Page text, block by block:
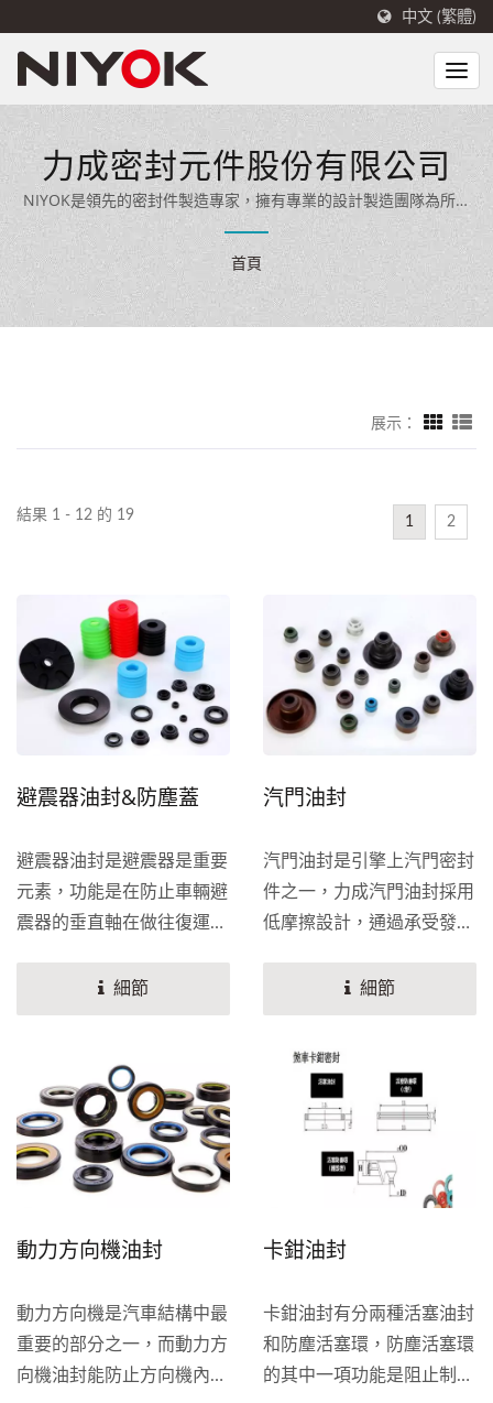
中文 (繁體)
力成密封元件股份有限公司
NIYOK是領先的密封件製造專家，擁有專業的設計製造團隊為所有
工業、汽車應用提供高品質油封產品。
首頁
展示：
結果 1 - 12 的 19 1 2
避震器油封&防塵蓋
避震器油封是避震器是重要
元素，功能是在防止車輛避
震器的垂直軸在做往復運動
染物進入避震器內部，其密
封效能會影響避震器的作用
器是懸吊系統的主要組成之
一，其作用是減緩彈簧回彈
的衝擊，和對振動和變形的
吸收，並吸收路面的衝擊。
細節
汽門油封
汽門油封是引擎上汽門密封
件之一，力成汽門油封採用
低摩擦設計，通過承受發動
改善排放品質，並提高發動
機的效能，彈簧可確保長時
橡膠材料甚至可以承受市場
上最具侵蝕性的油品。是售
油封一般由外骨架和氟橡膠
共同硫化而成，徑口部裝自
門導杆的密封，是眾多油封
工作環境是在高溫高壓下，
所以需要採用耐熱性和耐油
性優良的材料。油封的常用
細節
動力方向機油封
動力方向機是汽車結構中最
重要的部分之一，而動力方
向機油封能防止方向機內液
卡鉗油封
卡鉗油封有分兩種活塞油封
和防塵活塞環，防塵活塞環
的其中一項功能是阻止制動